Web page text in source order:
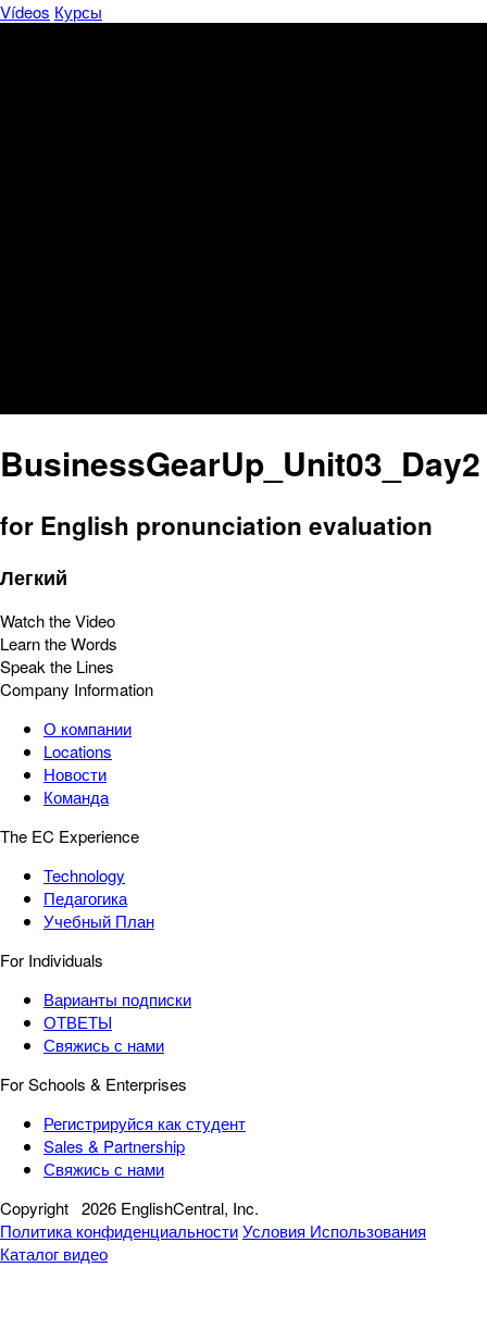
Vídeos Курсы
BusinessGearUp_Unit03_Day2
for English pronunciation evaluation
Легкий
Watch the Video
Learn the Words
Speak the Lines
Company Information
О компании
Locations
Новости
Команда
The EC Experience
Technology
Педагогика
Учебный План
For Individuals
Варианты подписки
ОТВЕТЫ
Свяжись с нами
For Schools & Enterprises
Регистрируйся как студент
Sales & Partnership
Свяжись с нами
Copyright 2026 EnglishCentral, Inc.
Политика конфиденциальностиУсловия Использования
Каталог видео